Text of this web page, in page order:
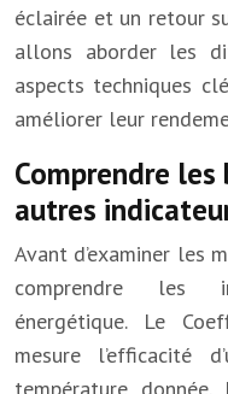
éclairée et un retour
allons aborder les
aspects techniques
améliorer leur
Comprendre les
autres
Avant d’examiner les
comprendre les
énergétique. Le
mesure l’efficacité